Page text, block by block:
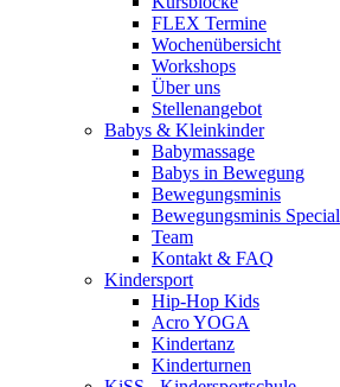
FLEX Termine
Wochenübersicht
Workshops
Über uns
Stellenangebot
Babys & Kleinkinder
Babymassage
Babys in Bewegung
Bewegungsminis
Bewegungsminis Special
Team
Kontakt & FAQ
Kindersport
Hip-Hop Kids
Acro YOGA
Kindertanz
Kinderturnen